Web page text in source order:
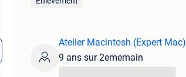
Atelier Macintosh (Expert Mac)
9 ans sur 2ememain